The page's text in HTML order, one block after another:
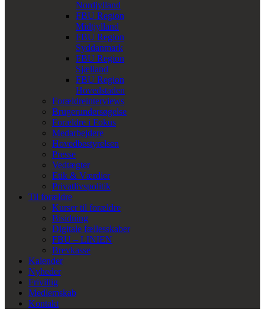
Nordjylland
FBU Region
Midtjylland
FBU Region
Syddanmark
FBU Region
Sjælland
FBU Region
Hovedstaden
Forældreinterviews
Brugerundersøgelse
Forældre i Fokus
Medarbejdere
Hovedbestyrelsen
Presse
Vedtægter
Etik & Værdier
Privatlivspolitik
Til forældre
Kurser til forældre
Bisidning
Digitale fællesskaber
FBU – LINIEN
Brevkasse
Kalender
Nyheder
Frivillig
Medlemskab
Kontakt